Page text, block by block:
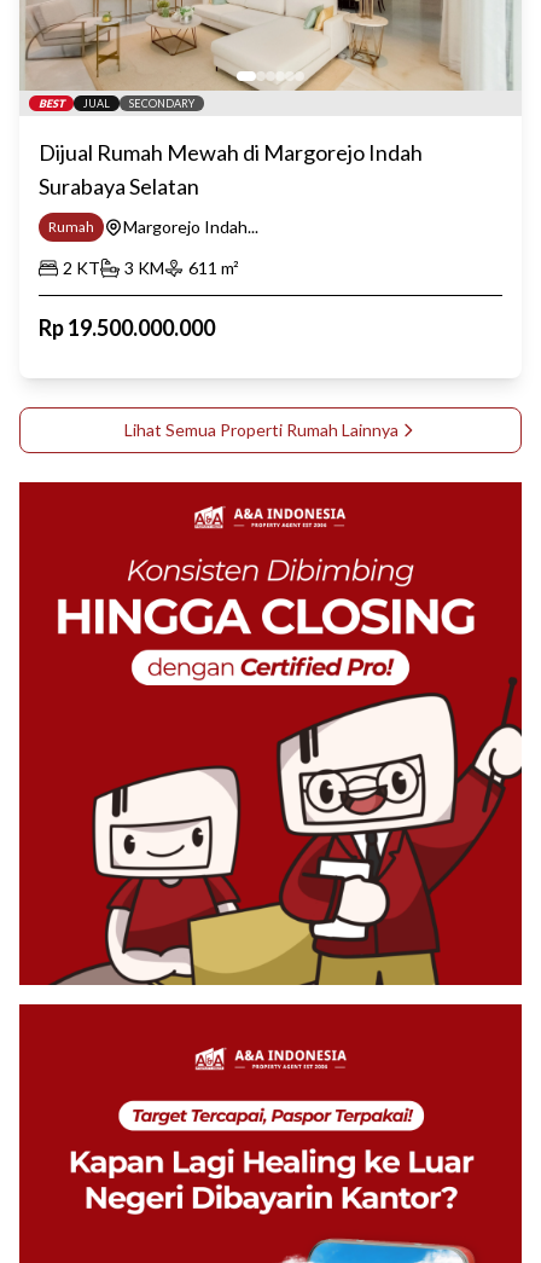
BEST JUAL SECONDARY
Dijual Rumah Mewah di Margorejo Indah
Surabaya Selatan
Rumah
Margorejo Indah...
2 KT 3 KM 611 m²
Rp19.500.000.000
Lihat Semua Properti Rumah Lainnya